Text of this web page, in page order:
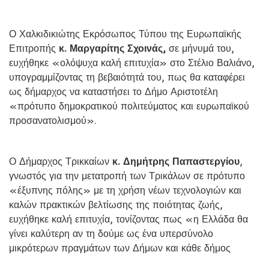
Ο Χαλκιδικιώτης Εκρόσωπος Τύπου της Ευρωπαϊκής
Επιτροπής κ. Μαργαρίτης Σχοινάς, σε μήνυμά του,
ευχήθηκε «ολόψυχα καλή επιτυχία» στο Στέλιο Βαλιάνο,
υπογραμμίζοντας τη βεβαιότητά του, πως θα καταφέρει
ως δήμαρχος να καταστήσει το Δήμο Αριστοτέλη
«πρότυπο δημοκρατικού πολιτεύματος και ευρωπαϊκού
προσανατολισμού».
Ο Δήμαρχος Τρικκαίων κ. Δημήτρης Παπαστεργίου,
γνωστός για την μετατροπή των Τρικάλων σε πρότυπο
«έξυπνης πόλης» με τη χρήση νέων τεχνολογιών και
καλών πρακτικών βελτίωσης της ποιότητας ζωής,
ευχήθηκε καλή επιτυχία, τονίζοντας πως «η Ελλάδα θα
γίνει καλύτερη αν τη δούμε ως ένα υπερσύνολο
μικρότερων πραγμάτων των Δήμων και κάθε δήμος